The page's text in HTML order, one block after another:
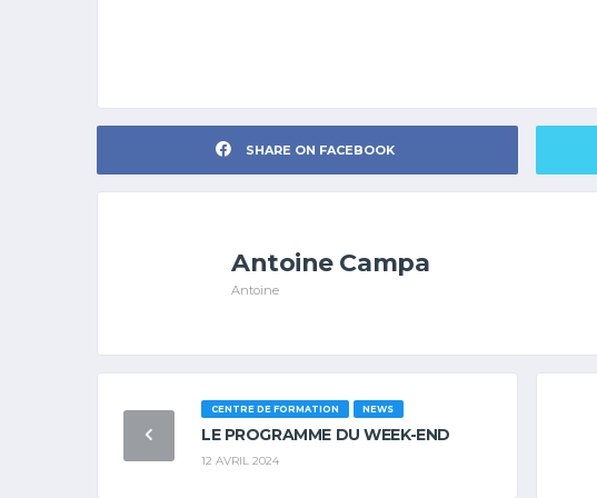
SHARE ON FACEBOOK
Antoine Campa
Antoine
CENTRE DE FORMATION NEWS
LE PROGRAMME DU WEEK-END
12 AVRIL 2024